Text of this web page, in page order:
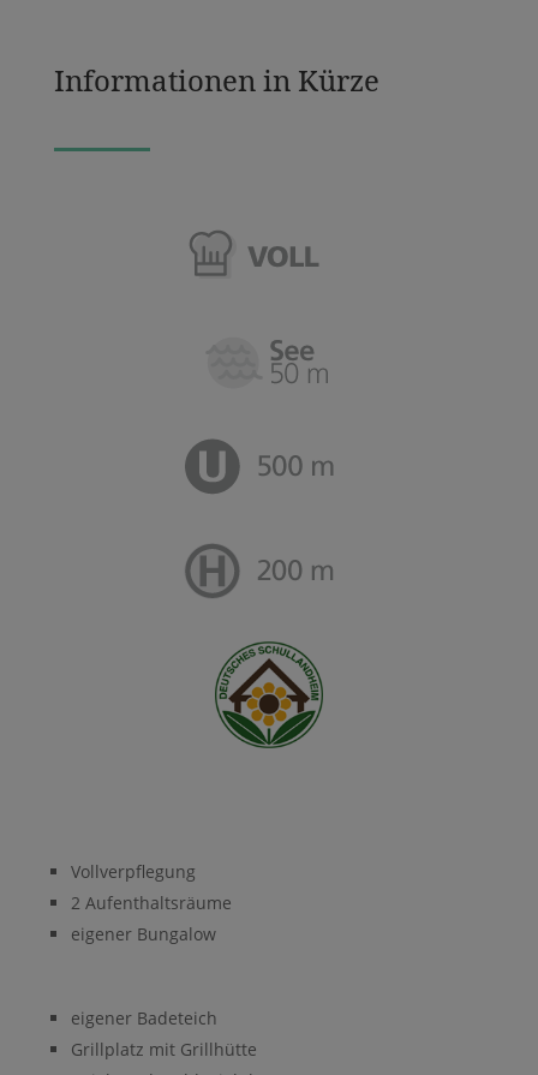
Informationen in Kürze
Vollverpflegung
2 Aufenthaltsräume
eigener Bungalow
eigener Badeteich
Grillplatz mit Grillhütte